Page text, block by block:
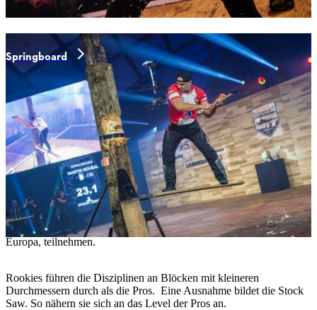
Springboard
Rookie-Format
Die Leistungsklasse der Rookies ist eigens für junge Athletinnen
und Athleten ins Leben gerufen worden, um ihnen beste
Voraussetzungen für einen Einstieg bei STIHL TIMBERSPORTS®
zu bieten. Die Wettkämpfe sind Teil der nachhaltigen
Talentförderung von TIMBERSPORTS®. Hier bekommt der
Nachwuchs die Chance, an seinen Fähigkeiten zu arbeiten und
Erfahrungen zu sammeln. Teil dieses Programms ist auch der
regelmäßige Austausch zwischen Rookies aus verschiedenen
Ländern, die an internationalen Rookie-Wettkämpfen, vor allem in
Europa, teilnehmen.
Rookies führen die Disziplinen an Blöcken mit kleineren
Durchmessern durch als die Pros. Eine Ausnahme bildet die Stock
Saw. So nähern sie sich an das Level der Pros an.